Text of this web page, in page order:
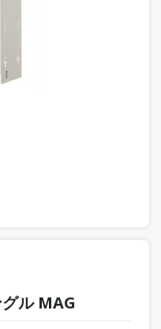
ル MAG